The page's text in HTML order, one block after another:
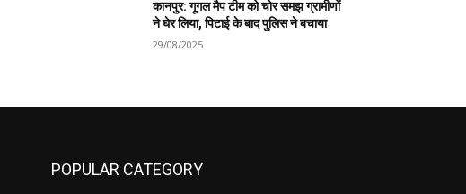
कानपुर: गूगल मैप टीम को चोर समझ ग्रामीणों
ने घेर लिया, पिटाई के बाद पुलिस ने बचाया
29/08/2025
POPULAR CATEGORY